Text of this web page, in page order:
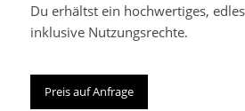
Du erhältst ein hochwertiges,
inklusive Nutzungsrechte.
Preis auf Anfrage